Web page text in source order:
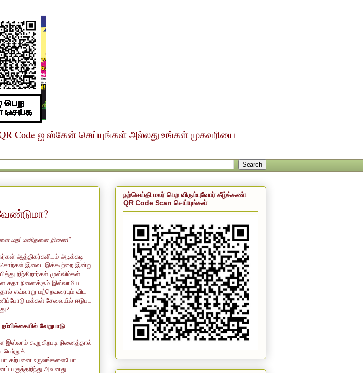
Code ஐ ஸ்கேன் செய்யுங்கள் அல்லது உங்கள் முகவரியை
மற! மனிதனை நினை!”
ஆத்திகர்களிடம் அடிக்கடி
சொற்கள் இவை. இக்கூற்றை இன்று
நிற்கிறார்கள் முஸ்லிம்கள்.
சதா நினைக்கும் இஸ்லாமிய
எவ்வாறு மற்றெவரையும் விட
மக்கள் சேவையில் ஈடுபட
வேறுபாடு
கூறுகிறபடி நினைத்தால்
கற்பனை உருவங்களையோ
பகுத்தறிந்து அவனது
நற்செய்தி மலர் பெற விரும்புவோர் கீழ்க்கண்ட
QR Code Scan செய்யுங்கள்